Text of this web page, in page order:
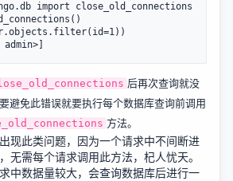
import close_old_connections
后再次查询就没
避免此错误就要执行每个数据库查询前调用
方法。
现此类问题，因为一个请求中不间断进
无需每个请求调用此方法，杞人忧天。
中数据量较大，会查询数据库后进行一